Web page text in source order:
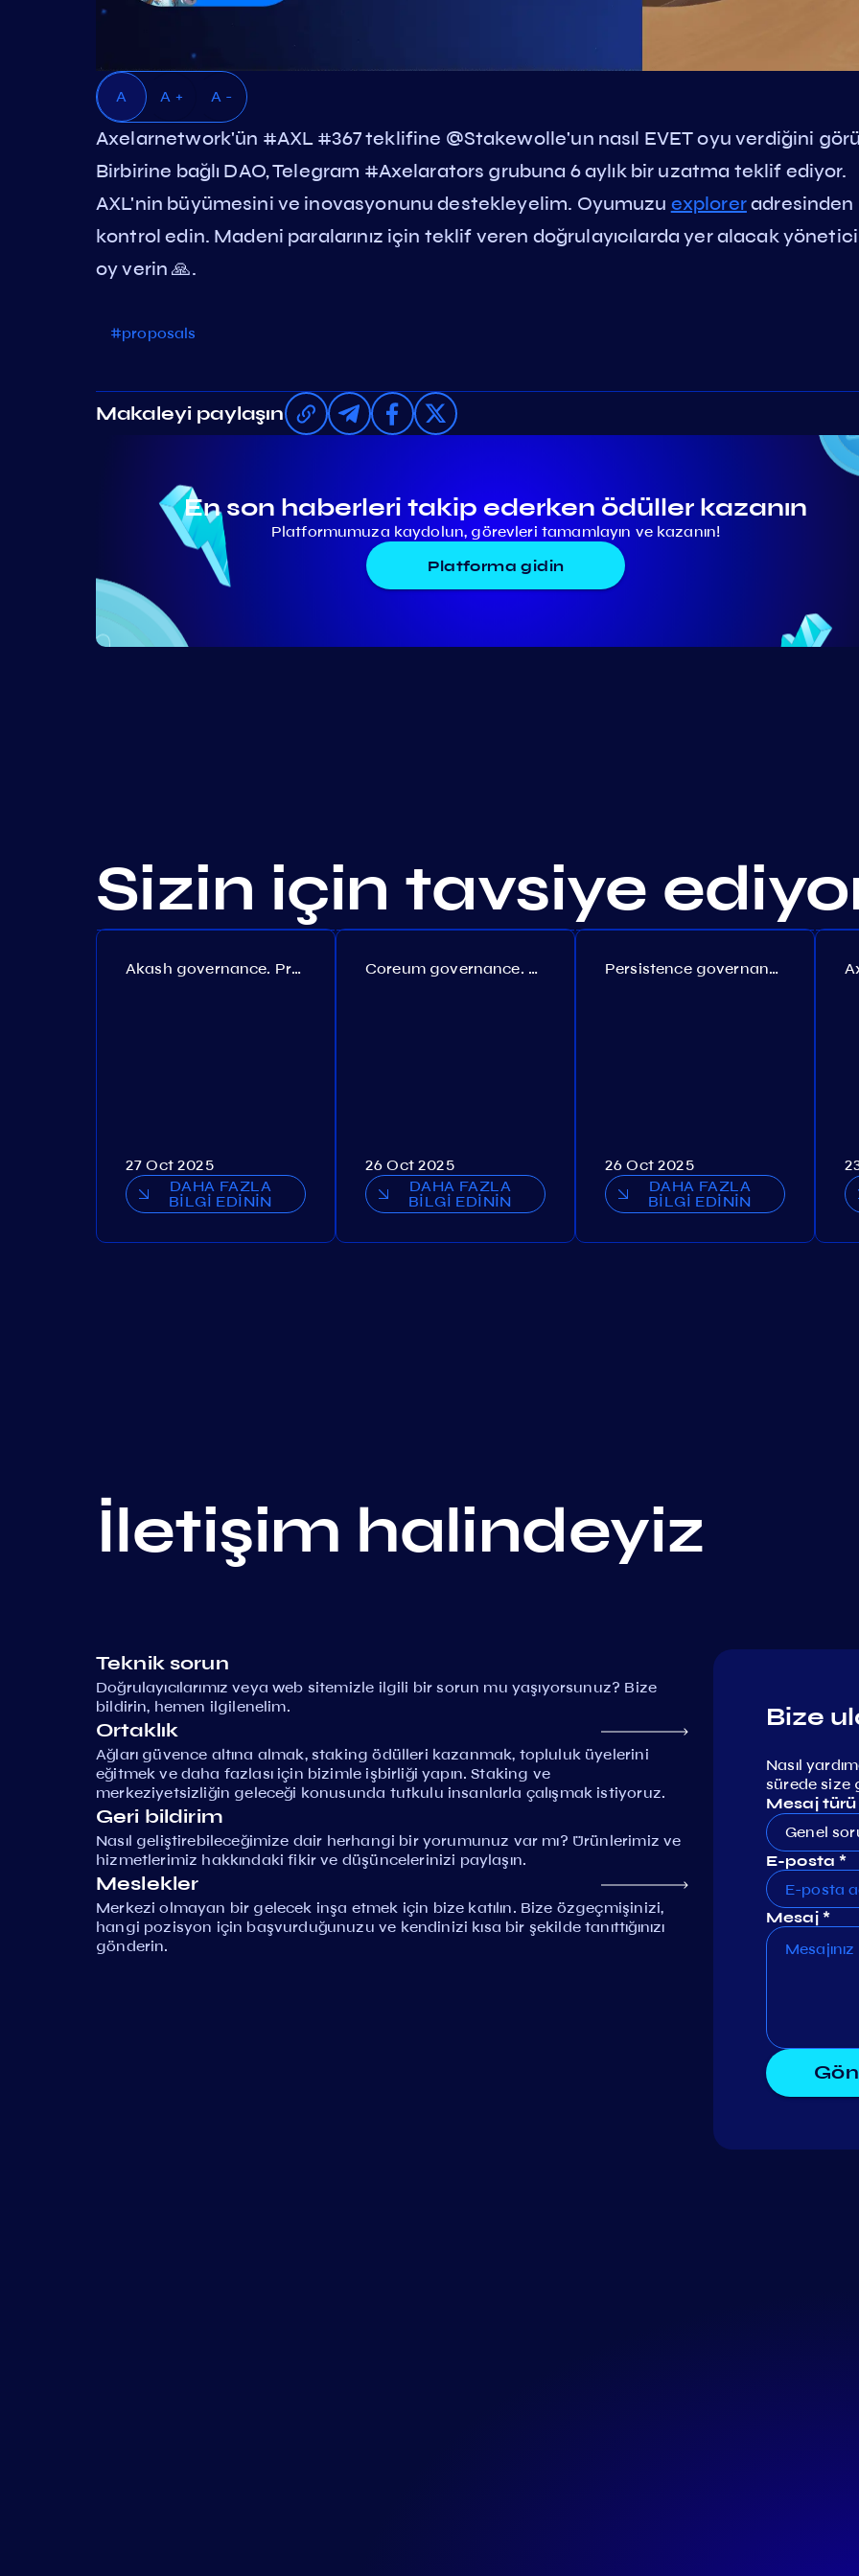
A A + A -
Axelarnetwork'ün #AXL #367 teklifine @Stakewolle'un nasıl EVET oyu verdiğini
Birbirine bağlı DAO, Telegram #Axelarators grubuna 6 aylık bir uzatma teklif ediyor.
AXL'nin büyümesini ve inovasyonunu destekleyelim. Oyumuzu exploreradresinden
kontrol edin. Madeni paralarınız için teklif veren doğrulayıcılarda yer alacak
oy verin 🙏.
#proposals
Makaleyi paylaşın
En son haberleri takip ederken ödüller kazanın
Platformumuza kaydolun, görevleri tamamlayın ve kazanın!
Platforma gidin
Sizin için tavsiye
Akash governance. Proposal №308
27 Oct 2025
DAHA FAZLA
BİLGİ EDİNİN
Coreum governance. Proposal №22
26 Oct 2025
DAHA FAZLA
BİLGİ EDİNİN
Persistence governance. Proposal №150
26 Oct 2025
DAHA FAZLA
BİLGİ EDİNİN
İletişim halindeyiz
Teknik sorun
Doğrulayıcılarımız veya web sitemizle ilgili bir sorun mu yaşıyorsunuz? Bize
bildirin, hemen ilgilenelim.
Ortaklık
Ağları güvence altına almak, staking ödülleri kazanmak, topluluk üyelerini
eğitmek ve daha fazlası için bizimle işbirliği yapın. Staking ve
merkeziyetsizliğin geleceği konusunda tutkulu insanlarla çalışmak istiyoruz.
Geri bildirim
Nasıl geliştirebileceğimize dair herhangi bir yorumunuz var mı? Ürünlerimiz ve
hizmetlerimiz hakkındaki fikir ve düşüncelerinizi paylaşın.
Meslekler
Merkezi olmayan bir gelecek inşa etmek için bize katılın. Bize özgeçmişinizi,
hangi pozisyon için başvurduğunuzu ve kendinizi kısa bir şekilde tanıttığınızı
gönderin.
Bize
Nasıl
sürede size
Mesaj türü
Genel
E-posta *
Mesaj *